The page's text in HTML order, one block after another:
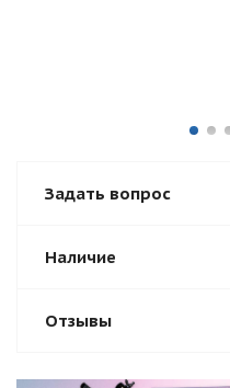
Задать вопрос
Наличие
Отзывы